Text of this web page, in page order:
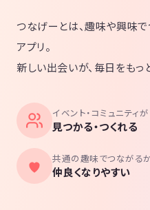
つなげーとは、趣味や興味で
アプリ。
新しい出会いが、毎日をもっ
イベント・コミュニティが
見つかる・つくれる
共通の趣味でつながる
仲良くなりやすい